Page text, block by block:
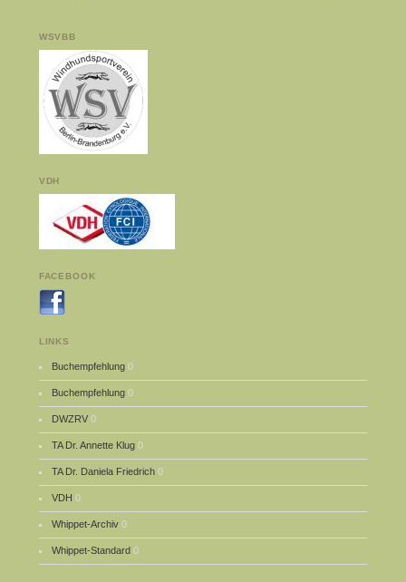
WSVBB
VDH
FACEBOOK
LINKS
Buchempfehlung 0
Buchempfehlung 0
DWZRV 0
TA Dr. Annette Klug 0
TA Dr. Daniela Friedrich 0
VDH 0
Whippet-Archiv 0
Whippet-Standard 0